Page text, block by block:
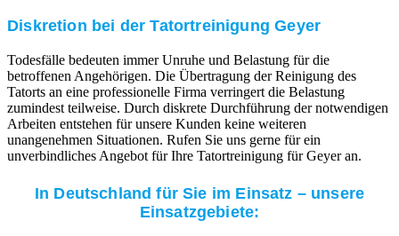
Diskretion bei der Tatortreinigung Geyer
Todesfälle bedeuten immer Unruhe und Belastung für die
betroffenen Angehörigen. Die Übertragung der Reinigung des
Tatorts an eine professionelle Firma verringert die Belastung
zumindest teilweise. Durch diskrete Durchführung der notwendigen
Arbeiten entstehen für unsere Kunden keine weiteren
unangenehmen Situationen. Rufen Sie uns gerne für ein
unverbindliches Angebot für Ihre Tatortreinigung für Geyer an.
In Deutschland für Sie im Einsatz – unsere
Einsatzgebiete: